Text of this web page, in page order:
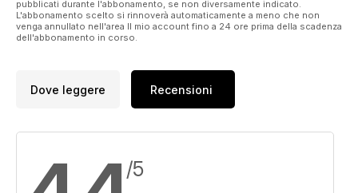
pubblicati durante l'abbonamento, se non diversamente indicato.
L'abbonamento scelto si rinnoverà automaticamente a meno che non
venga annullato nell'area Il mio account fino a 24 ore prima della scadenza
dell'abbonamento in corso.
Dove leggere Recensioni
/5